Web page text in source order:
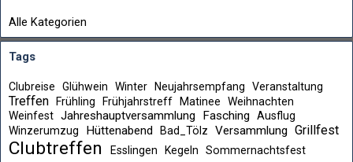
Alle Kategorien
Tags
Clubreise Glühwein Winter Neujahrsempfang Veranstaltung
Treffen Frühling Frühjahrstreff Matinee
Weihnachten
Weinfest Jahreshauptversammlung Fasching Ausflug
Winzerumzug
Hüttenabend Bad_Tölz Versammlung Grillfest
Clubtreffen Esslingen Kegeln Sommernachtsfest